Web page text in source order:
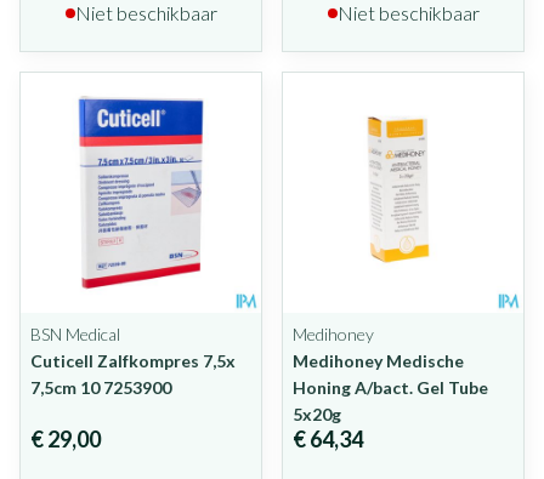
Niet beschikbaar Niet beschikbaar
BSN Medical
Cuticell Zalfkompres 7,5x
7,5cm 10 7253900
€ 29,00
Medihoney
Medihoney Medische
Honing A/bact. Gel Tube
5x20g
€ 64,34